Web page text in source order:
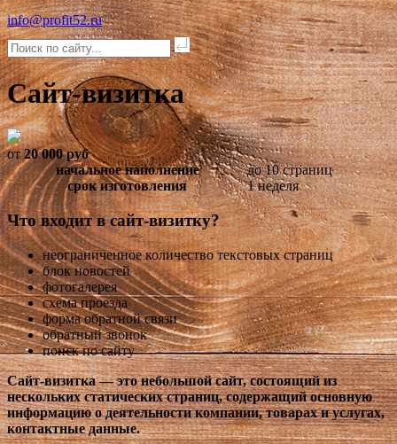
info@profit52.ru
Сайт-визитка
от20 000руб
начальное наполнение
до 10 страниц
срок изготовления
1 неделя
Что входит в сайт-визитку?
неограниченное количество текстовых страниц
блок новостей
фотогалерея
схема проезда
форма обратной связи
обратный звонок
поиск по сайту
Сайт-визитка — это небольшой сайт, состоящий из
нескольких статических страниц, содержащий основную
информацию о деятельности компании, товарах и услугах,
контактные данные.